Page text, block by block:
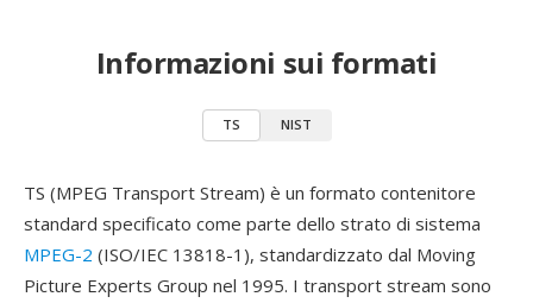
Informazioni sui formati
TS NIST
TS (MPEG Transport Stream) è un formato contenitore
standard specificato come parte dello strato di sistema
MPEG-2 (ISO/IEC 13818-1), standardizzato dal Moving
Picture Experts Group nel 1995. I transport stream sono